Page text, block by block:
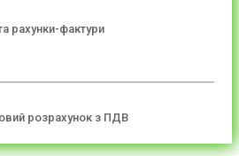
рахунки-фактури
розрахунок з ПДВ